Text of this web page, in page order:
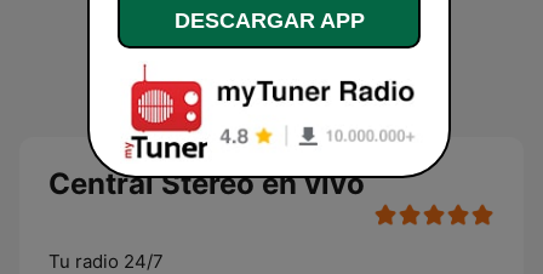
Central Stereo en vivo
Tu radio 24/7
DESCARGAR APP